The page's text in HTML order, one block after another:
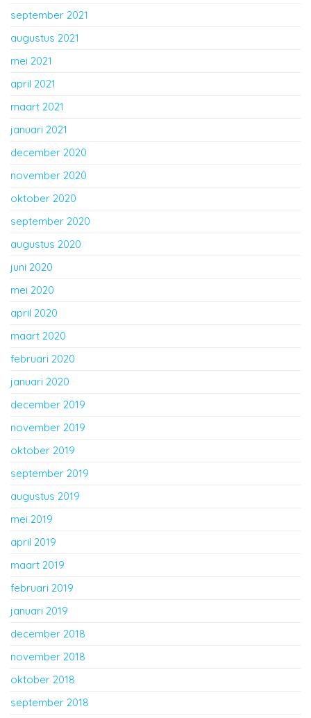
september 2021
augustus 2021
mei 2021
april 2021
maart 2021
januari 2021
december 2020
november 2020
oktober 2020
september 2020
augustus 2020
juni 2020
mei 2020
april 2020
maart 2020
februari 2020
januari 2020
december 2019
november 2019
oktober 2019
september 2019
augustus 2019
mei 2019
april 2019
maart 2019
februari 2019
januari 2019
december 2018
november 2018
oktober 2018
september 2018